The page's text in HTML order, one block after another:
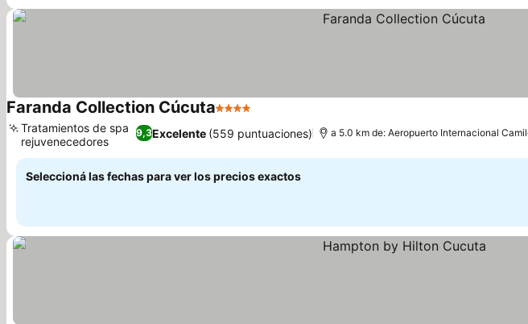
Faranda Collection Cúcuta4 Estrellas
9,3Excelente (559 puntuaciones)
Tratamientos de spa
rejuvenecedores
a 5.0 km de: Aeropuerto Internacional
Seleccioná las fechas para ver los precios exactos